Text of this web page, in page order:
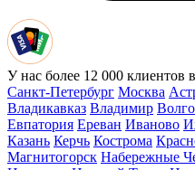
У нас более 12 000 клиентов
Санкт-Петербург Москва
Владикавказ Владимир
Евпатория Ереван Иваново
Казань Керчь Кострома
Магнитогорск Набережные